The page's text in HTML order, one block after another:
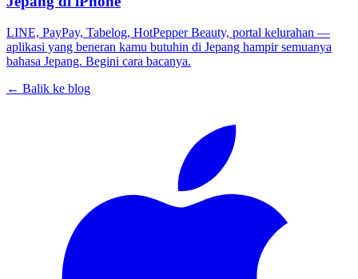
LINE, PayPay, Tabelog, HotPepper Beauty, portal kelurahan —
aplikasi yang beneran kamu butuhin di Jepang hampir semuanya
bahasa Jepang. Begini cara bacanya.
← Balik ke blog